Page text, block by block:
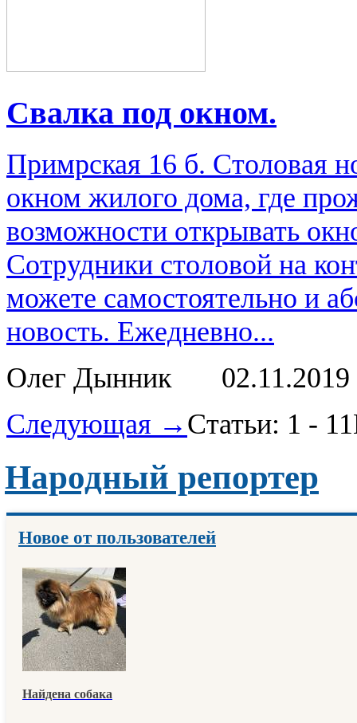
Свалка под окном.
Примрская 16 б. Столовая
окном жилого дома, где
возможности открывать
Сотрудники столовой на
можете самостоятельно и
новость. Ежедневно...
Олег Дынник
02.11.2019
Следующая → Статьи: 1 - 11
Народный репортер
Новое от пользователей
Найдена собака